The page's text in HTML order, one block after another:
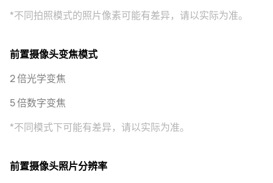
*不同拍照模式的照片像素可能有差异，请以实际为准。
前置摄像头变焦模式
2 倍光学变焦
5 倍数字变焦
*不同模式下可能有差异，请以实际为准。
前置摄像头照片分辨率